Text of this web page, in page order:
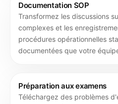
Documentation SOP
Transformez les discussions
complexes et les
procédures opérationnelles
documentées que votre
Préparation aux examens
Téléchargez des problèmes